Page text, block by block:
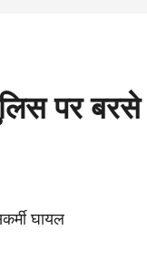
पर
घायल